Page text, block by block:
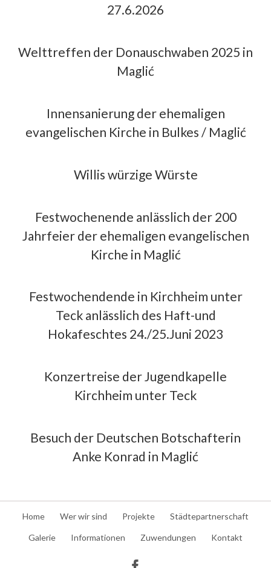
27.6.2026
Welttreffen der Donauschwaben 2025 in
Maglić
Innensanierung der ehemaligen
evangelischen Kirche in Bulkes / Maglić
Willis würzige Würste
Festwochenende anlässlich der 200
Jahrfeier der ehemaligen evangelischen
Kirche in Maglić
Festwochendende in Kirchheim unter
Teck anlässlich des Haft-und
Hokafeschtes 24./25.Juni 2023
Konzertreise der Jugendkapelle
Kirchheim unter Teck
Besuch der Deutschen Botschafterin
Anke Konrad in Maglić
Navigation
Home Wer wir sind Projekte Städtepartnerschaft
Galerie Informationen Zuwendungen Kontakt